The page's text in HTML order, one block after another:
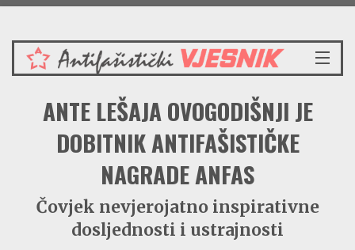
Četvrtak 6.8.2026.
VIJESTI
REDAKCIJSKI KOMENTAR
VJESNIKOV KALENDAR
CRVENI ZABAVNIK
PRENOSIMO
SPOMENICI
BORBENA BIBLIOTEKA
ANTE LEŠAJA OVOGODIŠNJI JE
DOBITNIK ANTIFAŠISTIČKE
NAGRADE ANFAS
Čovjek nevjerojatno inspirativne
dosljednosti i ustrajnosti